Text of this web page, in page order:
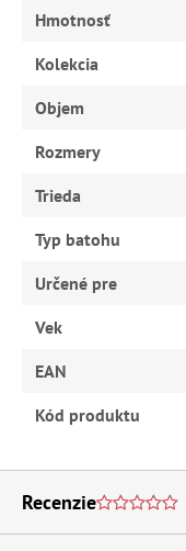
Hmotnosť
Kolekcia
Objem
Rozmery
Trieda
Typ batohu
Určené pre
Vek
EAN
Kód produktu
Recenzie